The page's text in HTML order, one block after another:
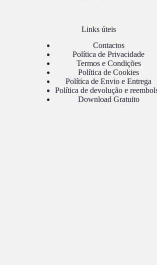
Links úteis
Contactos
Política de Privacidade
Termos e Condições
Política de Cookies
Política de Envio e Entrega
Política de devolução e
Download Gratuito